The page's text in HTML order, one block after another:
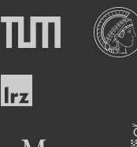
Technische
Universität
Leibniz-
Rechenzentrum